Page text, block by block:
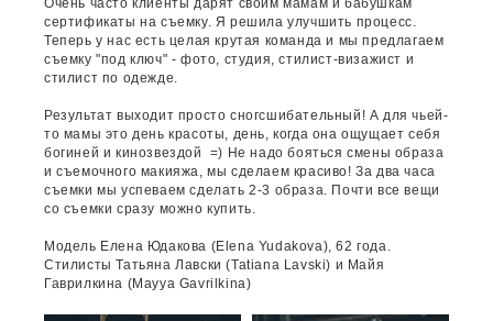
сертификаты на съемку. Я решила улучшить процесс.
Теперь у нас есть целая крутая команда и мы предлагаем
съемку "под ключ" - фото, студия, стилист-визажист и
стилист по одежде.
Результат выходит просто сногсшибательный! А для чьей-
то мамы это день красоты, день, когда она ощущает себя
богиней и кинозвездой =) Не надо бояться смены образа
и съемочного макияжа, мы сделаем красиво! За два часа
съемки мы успеваем сделать 2-3 образа. Почти все вещи
со съемки сразу можно купить.
Модель Елена Юдакова (Elena Yudakova), 62 года.
Стилисты Татьяна Лавски (Tatiana Lavski) и Майя
Гаврилкина (Mayya Gavrilkina)